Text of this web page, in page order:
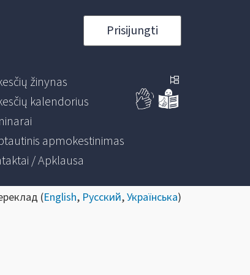
Prisijungti
žinynas
kalendorius
apmokestinimas
/ Apklausa
(English, Русский,Українська)